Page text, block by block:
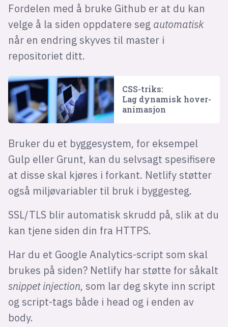
Fordelen med å bruke Github er at du kan
velge å la siden oppdatere seg automatisk
når en endring skyves til master i
repositoriet ditt.
CSS-triks:
Lag dynamisk hover-
animasjon
Bruker du et byggesystem, for eksempel
Gulp eller Grunt, kan du selvsagt spesifisere
at disse skal kjøres i forkant. Netlify støtter
også miljøvariabler til bruk i byggesteg.
SSL/TLS blir automatisk skrudd på, slik at du
kan tjene siden din fra HTTPS.
Har du et Google Analytics-script som skal
brukes på siden? Netlify har støtte for såkalt
snippet injection, som lar deg skyte inn script
og script-tags både i head og i enden av
body.